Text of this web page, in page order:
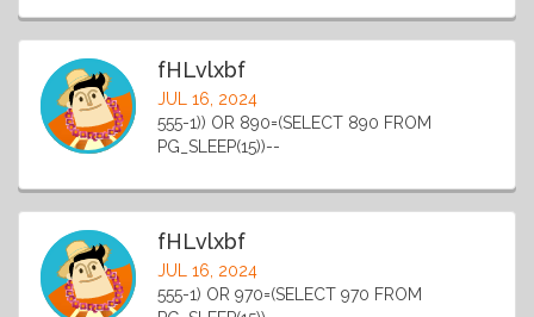
fHLvlxbf
JUL 16, 2024
555-1)) OR 890=(SELECT 890 FROM
PG_SLEEP(15))--
fHLvlxbf
JUL 16, 2024
555-1) OR 970=(SELECT 970 FROM